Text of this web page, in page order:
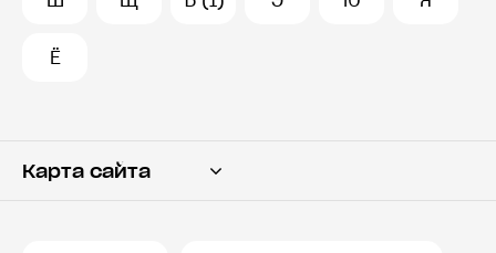
Ё
Карта сайта